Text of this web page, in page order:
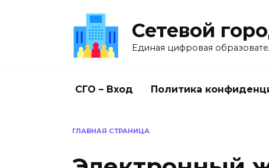
Сетевой
Единая цифровая
СГО – Вход Политика
ГЛАВНАЯ СТРАНИЦА